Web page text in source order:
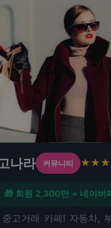
나라 커뮤니티
🎁 회원 2,300만 + 네이버
고거래 카페! 자동차,